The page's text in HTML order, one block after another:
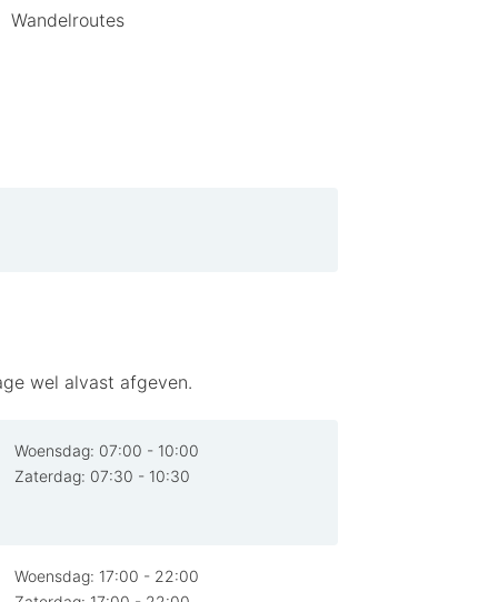
kamers en een goed
de routes langs de
Wandelroutes
wel alvast afgeven.
Woensdag: 07:00 - 10:00
Zaterdag: 07:30 - 10:30
Woensdag: 17:00 - 22:00